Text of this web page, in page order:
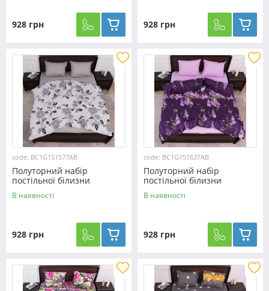
928 грн 928 грн
code: BC1G151577АВ
Полуторний набір
постільної білизни
150*220 із Бязі "Gold"
№151577АВ Черешенька™
В наявності
928 грн
code: BC1G151637АВ
Полуторний набір
постільної білизни
150*220 із Бязі "Gold"
№151637АВ Черешенка™
В наявності
928 грн